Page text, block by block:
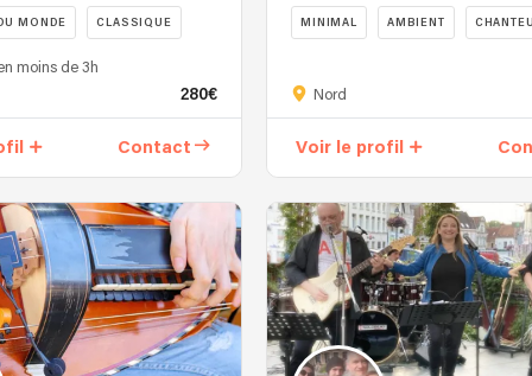
MONDE CLASSIQUE
moins de 3h
280€
Contact
MINIMAL AMBIENT
crossover
Nord
Voir le profil